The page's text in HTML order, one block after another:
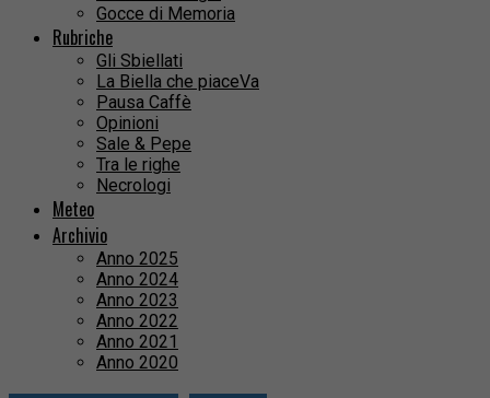
Gocce di Memoria
Rubriche
Gli Sbiellati
La Biella che piaceVa
Pausa Caffè
Opinioni
Sale & Pepe
Tra le righe
Necrologi
Meteo
Archivio
Anno 2025
Anno 2024
Anno 2023
Anno 2022
Anno 2021
Anno 2020